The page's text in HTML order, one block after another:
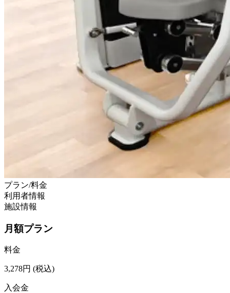
プラン/料金
利用者情報
施設情報
月額プラン
料金
3,278円 (税込)
入会金